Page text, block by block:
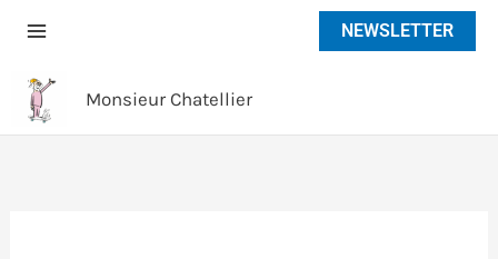
NEWSLETTER
Monsieur Chatellier